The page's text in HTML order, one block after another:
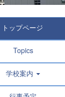
トップページ
Topics
学校案内